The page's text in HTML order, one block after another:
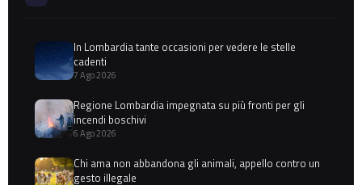
In Lombardia tante occasioni per vedere le stelle
cadenti
7 Ago 2026
Regione Lombardia impegnata su più fronti per gli
incendi boschivi
6 Ago 2026
Chi ama non abbandona gli animali, appello contro un
gesto illegale